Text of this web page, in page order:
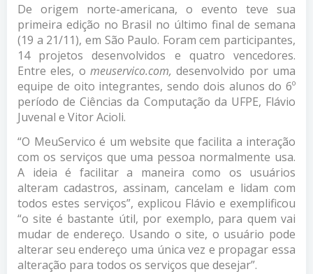
De origem norte-americana, o evento teve sua
primeira edição no Brasil no último final de semana
(19 a 21/11), em São Paulo. Foram cem participantes,
14 projetos desenvolvidos e quatro vencedores.
Entre eles, o meuservico.com,desenvolvido por uma
equipe de oito integrantes, sendo dois alunos do 6º
período de Ciências da Computação da UFPE, Flávio
Juvenal e Vitor Acioli.
“O MeuServico é um website que facilita a interação
com os serviços que uma pessoa normalmente usa.
A ideia é facilitar a maneira como os usuários
alteram cadastros, assinam, cancelam e lidam com
todos estes serviços”, explicou Flávio e exemplificou
“o site é bastante útil, por exemplo, para quem vai
mudar de endereço. Usando o site, o usuário pode
alterar seu endereço uma única vez e propagar essa
alteração para todos os serviços que desejar”.